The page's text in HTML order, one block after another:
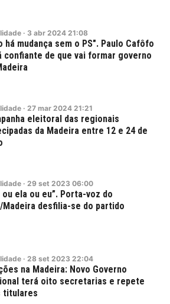
· 3 abr 2024 21:08
há mudança sem o PS". Paulo Cafôfo
confiante de que vai formar governo
· 27 mar 2024 21:21
eleitoral das regionais
da Madeira entre 12 e 24 de
· 29 set 2023 06:00
ou ela ou eu”. Porta-voz do
Madeira desfilia-se do partido
· 28 set 2023 22:04
na Madeira: Novo Governo
terá oito secretarias e repete
titulares